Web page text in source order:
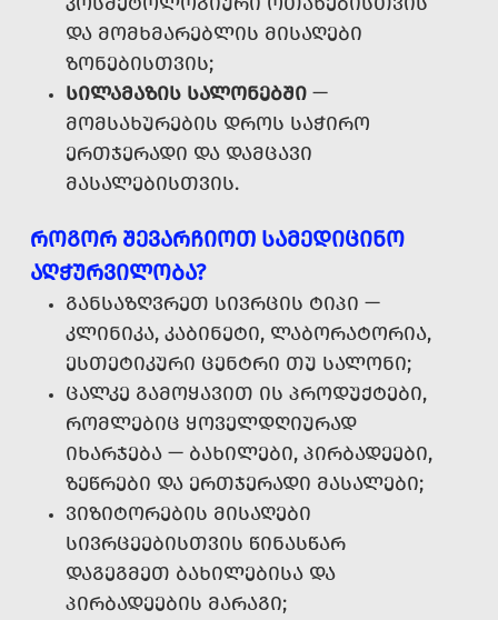
ᲓᲐ ᲛᲝᲛᲮᲛᲐᲠᲔᲑᲚᲘᲡ ᲛᲘᲡᲐᲦᲔᲑᲘ
ᲖᲝᲜᲔᲑᲘᲡᲗᲕᲘᲡ;
ᲡᲘᲚᲐᲛᲐᲖᲘᲡ ᲡᲐᲚᲝᲜᲔᲑᲨᲘ —
ᲛᲝᲛᲡᲐᲮᲣᲠᲔᲑᲘᲡ ᲓᲠᲝᲡ ᲡᲐᲭᲘᲠᲝ
ᲔᲠᲗᲯᲔᲠᲐᲓᲘ ᲓᲐ ᲓᲐᲛᲪᲐᲕᲘ
ᲛᲐᲡᲐᲚᲔᲑᲘᲡᲗᲕᲘᲡ.
ᲠᲝᲒᲝᲠ ᲨᲔᲕᲐᲠᲩᲘᲝᲗ ᲡᲐᲛᲔᲓᲘᲪᲘᲜᲝ
ᲐᲦᲭᲣᲠᲕᲘᲚᲝᲑᲐ?
ᲒᲐᲜᲡᲐᲖᲦᲕᲠᲔᲗ ᲡᲘᲕᲠᲪᲘᲡ ᲢᲘᲞᲘ —
ᲙᲚᲘᲜᲘᲙᲐ, ᲙᲐᲑᲘᲜᲔᲢᲘ, ᲚᲐᲑᲝᲠᲐᲢᲝᲠᲘᲐ,
ᲔᲡᲗᲔᲢᲘᲙᲣᲠᲘ ᲪᲔᲜᲢᲠᲘ ᲗᲣ ᲡᲐᲚᲝᲜᲘ;
ᲪᲐᲚᲙᲔ ᲒᲐᲛᲝᲧᲐᲕᲘᲗ ᲘᲡ ᲞᲠᲝᲓᲣᲥᲢᲔᲑᲘ,
ᲠᲝᲛᲚᲔᲑᲘᲪ ᲧᲝᲕᲔᲚᲓᲦᲘᲣᲠᲐᲓ
ᲘᲮᲐᲠᲯᲔᲑᲐ — ᲑᲐᲮᲘᲚᲔᲑᲘ, ᲞᲘᲠᲑᲐᲓᲔᲔᲑᲘ,
ᲖᲔᲬᲠᲔᲑᲘ ᲓᲐ ᲔᲠᲗᲯᲔᲠᲐᲓᲘ ᲛᲐᲡᲐᲚᲔᲑᲘ;
ᲕᲘᲖᲘᲢᲝᲠᲔᲑᲘᲡ ᲛᲘᲡᲐᲦᲔᲑᲘ
ᲡᲘᲕᲠᲪᲔᲔᲑᲘᲡᲗᲕᲘᲡ ᲬᲘᲜᲐᲡᲬᲐᲠ
ᲓᲐᲒᲔᲒᲛᲔᲗ ᲑᲐᲮᲘᲚᲔᲑᲘᲡᲐ ᲓᲐ
ᲞᲘᲠᲑᲐᲓᲔᲔᲑᲘᲡ ᲛᲐᲠᲐᲒᲘ;